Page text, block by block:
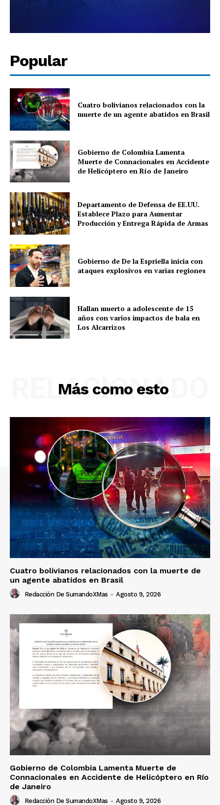
Popular
Cuatro bolivianos relacionados con la
muerte de un agente abatidos en Brasil
Gobierno de Colombia Lamenta
Muerte de Connacionales en Accidente
de Helicóptero en Río de Janeiro
Departamento de Defensa de EE.UU.
Establece Plazo para Aumentar
Producción y Entrega Rápida de Armas
Gobierno de De la Espriella inicia con
ataques explosivos en varias regiones
Hallan muerto a adolescente de 15
años con varios impactos de bala en
Los Alcarrizos
Más como esto
RELACIONADO
Cuatro bolivianos relacionados con la muerte de
un agente abatidos en Brasil
Redacción De SumandoXMas - Agosto 9, 2026
Gobierno de Colombia Lamenta Muerte de
Connacionales en Accidente de Helicóptero en Río
de Janeiro
Redacción De SumandoXMas - Agosto 9, 2026